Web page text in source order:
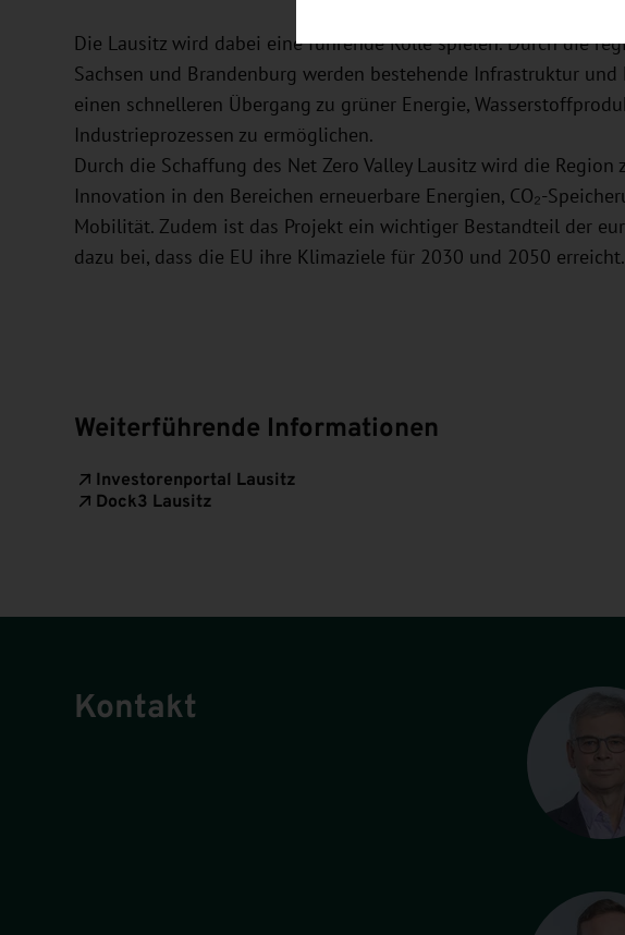
Die Lausitz wird dabei eine führende Rolle spielen. Durch die
Sachsen und Brandenburg werden bestehende Infrastruktur
einen schnelleren Übergang zu grüner Energie,
Industrieprozessen zu ermöglichen.
Durch die Schaffung des Net Zero Valley Lausitz wird die
Innovation in den Bereichen erneuerbare Energien, CO₂-
Mobilität. Zudem ist das Projekt ein wichtiger Bestandteil der
dazu bei, dass die EU ihre Klimaziele für 2030 und 2050 erreicht.
Weiterführende Informationen
Investorenportal Lausitz
Dock3 Lausitz
Kontakt